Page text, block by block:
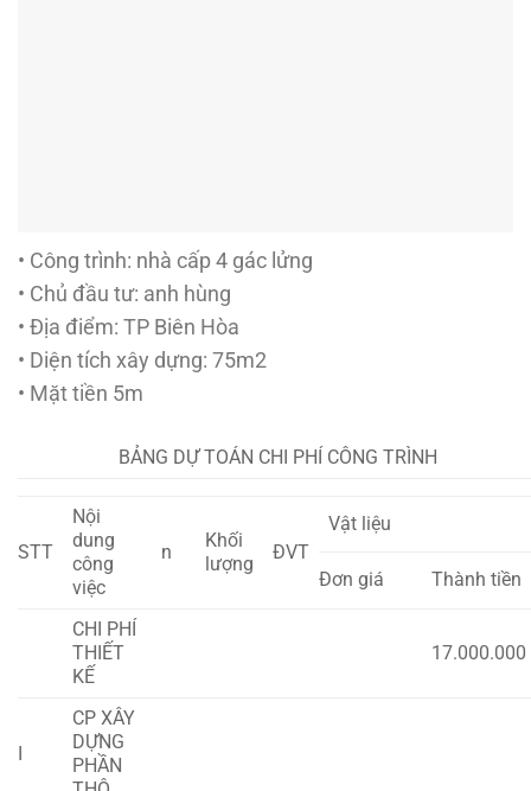
• Công trình: nhà cấp 4 gác lửng
• Chủ đầu tư: anh hùng
• Địa điểm: TP Biên Hòa
• Diện tích xây dựng: 75m2
• Mặt tiền 5m
BẢNG DỰ TOÁN CHI PHÍ CÔNG TRÌNH
STT
Nội
dung
công
việc
n
Khối
lượng
ĐVT
Vật liệu
Đơn giá Thành tiền
CHI PHÍ
THIẾT
KẾ
17.000.000
I
CP XÂY
DỰNG
PHẦN